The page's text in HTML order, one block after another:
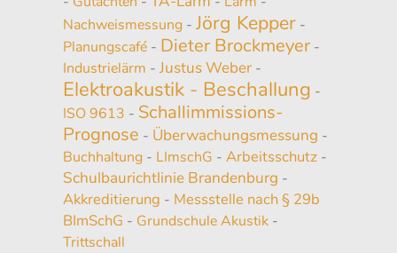
Nachweismessung-Jörg Kepper-
Planungscafé- Dieter Brockmeyer-
Industrielärm - Justus Weber-
Elektroakustik - Beschallung -
ISO 9613 - Schallimmissions-
Prognose - Überwachungsmessung -
Buchhaltung- LImschG - Arbeitsschutz-
Schulbaurichtlinie Brandenburg -
Akkreditierung - Messstelle nach § 29b
BImSchG - Grundschule Akustik-
Trittschall